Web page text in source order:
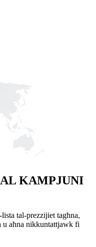
KAMPJUNI
tal-prezzijiet tagħna,
aħna nikkuntattjawk fi